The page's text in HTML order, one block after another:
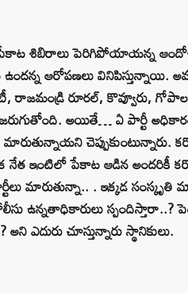
శిబిరాలు పెరిగిపోయాయన్న
ఆరోపణలు వినిపిస్తున్నాయి.
రూరల్, కొవ్వూరు,
జరుగుతోంది. అయితే… ఏ పార్టీ
నేత ఇంటిలో పేకాట ఆడిన అందరికీ
మారుతున్నా.. . ఇక్కడ
ఉన్నతాధికారులు స్పందిస్తారా..?
ఎదురు చూస్తున్నారు స్థానికులు.